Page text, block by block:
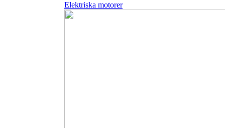
Elektriska motorer